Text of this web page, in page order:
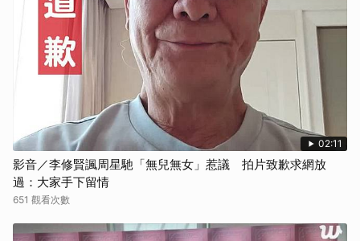
02:11
影音／李修賢諷周星馳「無兒無女」惹議 拍片致歉求網放
過：大家手下留情
651 觀看次數